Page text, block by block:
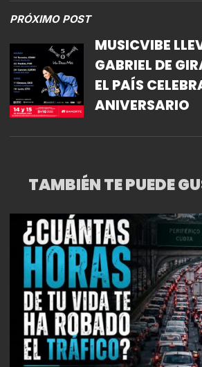
PRÓXIMO POST
MUSICVIBE
GABRIEL DE
EL PAÍS
ANIVERSARIO
TAMBIÉN TE PUEDE